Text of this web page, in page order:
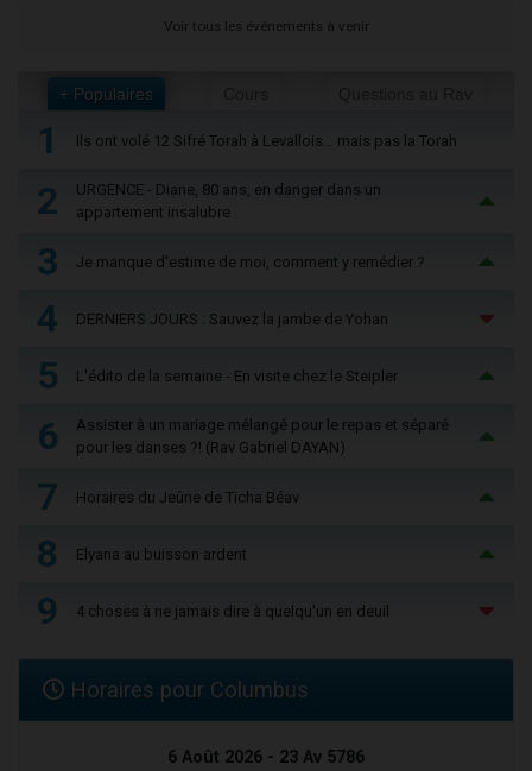
Voir tous les événements à venir
+ Populaires
1 Ils ont volé 12 Sifré Torah à Levallois… mais pas la Torah
2
URGENCE - Diane, 80 ans, en danger dans un
appartement insalubre
3 Je manque d'estime de moi, comment y remédier ?
4 DERNIERS JOURS : Sauvez la jambe de Yohan
5 L'édito de la semaine - En visite chez le Steipler
6
Assister à un mariage mélangé pour le repas et séparé
pour les danses ?! (Rav Gabriel DAYAN)
7 Horaires du Jeûne de Ticha Béav
8 Elyana au buisson ardent
9 4 choses à ne jamais dire à quelqu'un en deuil
Horaires pour Columbus
6 Août 2026 - 23 Av 5786